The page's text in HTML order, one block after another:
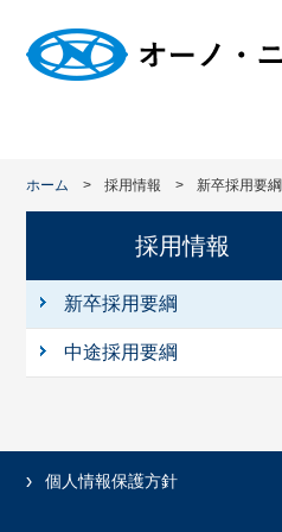
ホーム 採用情報 新卒採用要綱
採用情報
新卒採用要綱
中途採用要綱
個人情報保護方針